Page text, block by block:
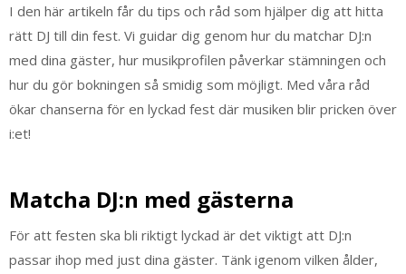
I den här artikeln får du tips och råd som hjälper dig att hitta
rätt DJ till din fest. Vi guidar dig genom hur du matchar DJ:n
med dina gäster, hur musikprofilen påverkar stämningen och
hur du gör bokningen så smidig som möjligt. Med våra råd
ökar chanserna för en lyckad fest där musiken blir pricken över
i:et!
Matcha DJ:n med gästerna
För att festen ska bli riktigt lyckad är det viktigt att DJ:n
passar ihop med just dina gäster. Tänk igenom vilken ålder,